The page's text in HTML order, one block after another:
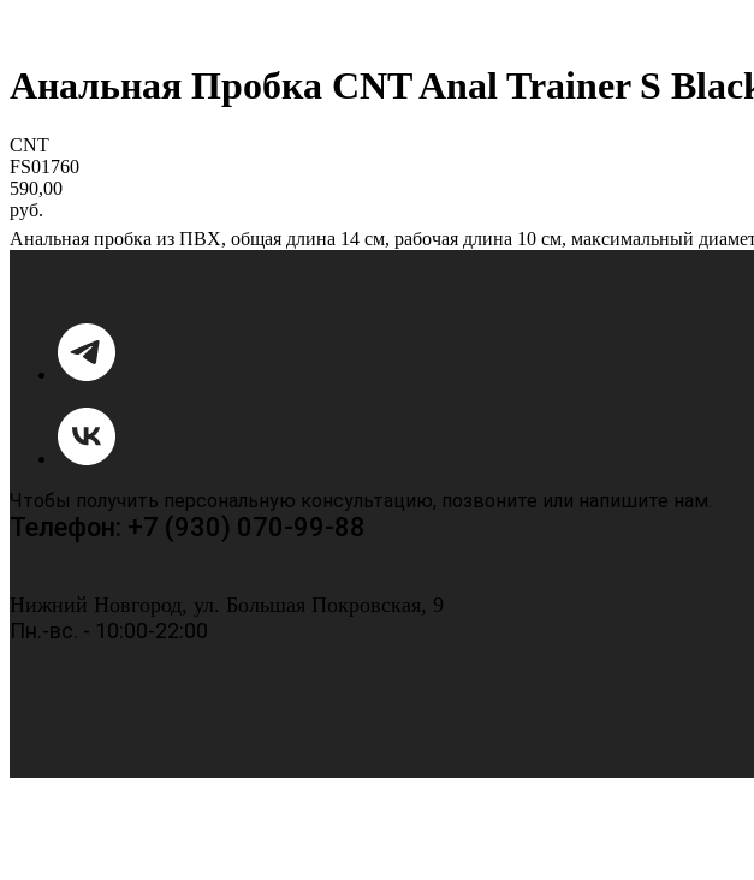
Анальная Пробка CNT Anal Trainer S
CNT
FS01760
590,00
руб.
Анальная пробка из ПВХ, общая длина 14 см, рабочая длина 10 см, максимальный
Чтобы получить персональную консультацию, позвоните или напишите нам.
Телефон: +7 (930) 070-99-88
Нижний Новгород, ул. Большая Покровская, 9
Пн.-вс. - 10:00-22:00